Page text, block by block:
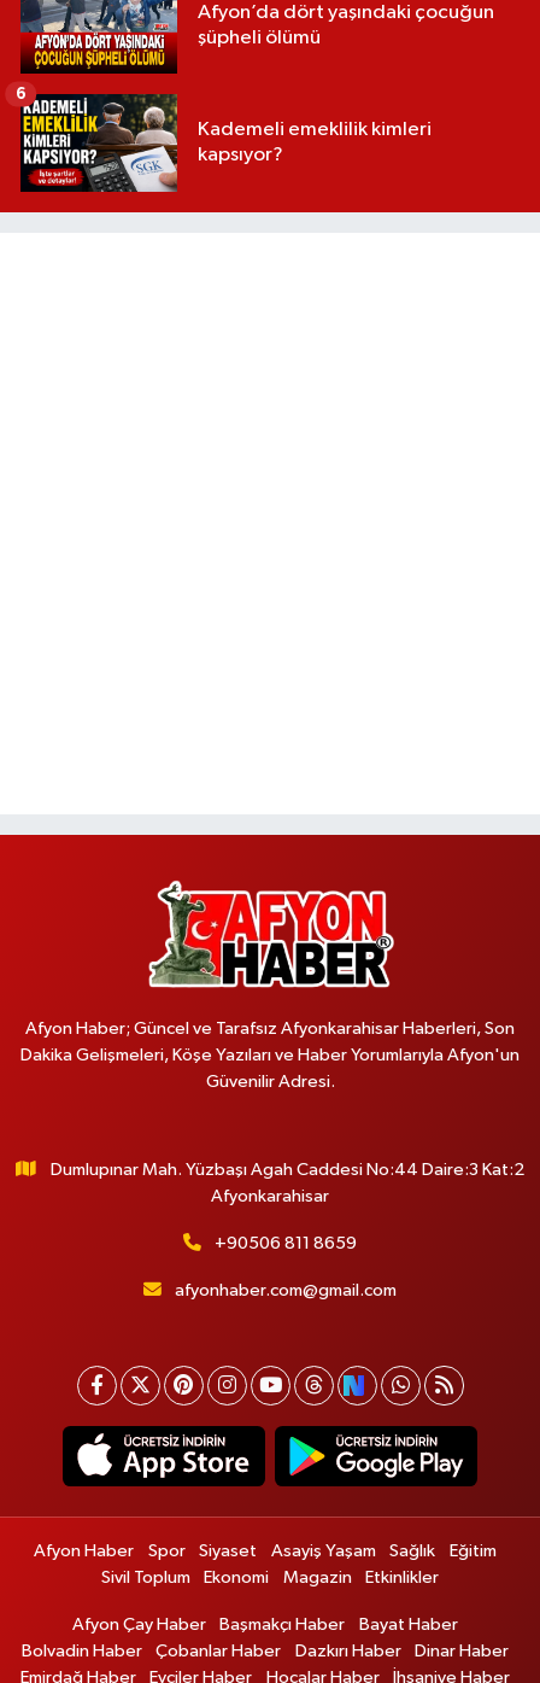
Afyon’da dört yaşındaki çocuğun
şüpheli ölümü
Kademeli emeklilik kimleri
kapsıyor?
6
Afyon Haber; Güncel ve Tarafsız Afyonkarahisar Haberleri, Son
Dakika Gelişmeleri, Köşe Yazıları ve Haber Yorumlarıyla Afyon'un
Güvenilir Adresi.
Dumlupınar Mah. Yüzbaşı Agah Caddesi No:44 Daire:3 Kat:2
Afyonkarahisar
+90506 811 8659
afyonhaber.com@gmail.com
Afyon Haber Spor Siyaset Asayiş Yaşam Sağlık
Eğitim
Sivil Toplum
Ekonomi Magazin Etkinlikler
Afyon Çay Haber Başmakçı Haber
Bayat Haber
Bolvadin Haber
Çobanlar Haber Dazkırı Haber
Dinar Haber
Emirdağ Haber
Evciler Haber Hocalar Haber İhsaniye Haber